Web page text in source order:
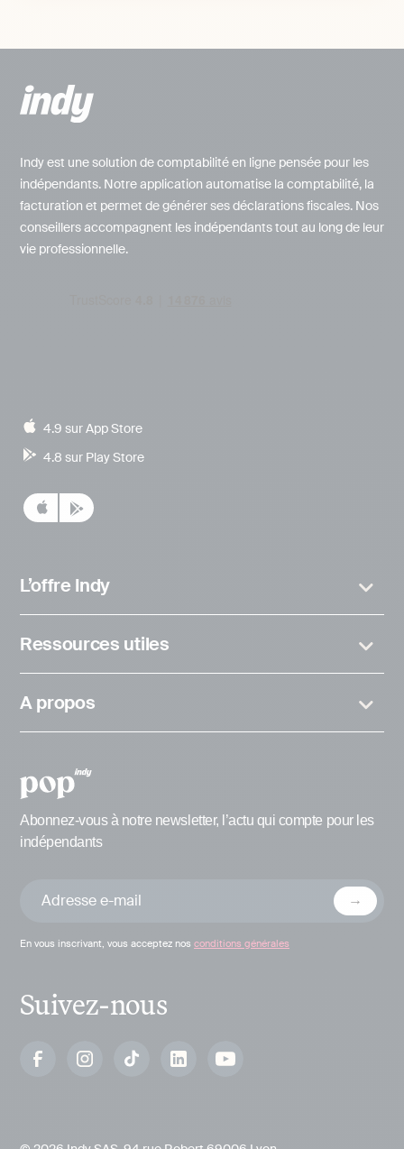
Indy est une solution de comptabilité en ligne pensée pour les
indépendants. Notre application automatise la comptabilité, la
facturation et permet de générer ses déclarations fiscales. Nos
conseillers accompagnent les indépendants tout au long de leur
vie professionnelle.
4.9 sur App Store
4.8 sur Play Store
L’offre Indy
Ressources utiles
A propos
Abonnez-vous à notre newsletter, l’actu qui compte pour les
indépendants
En vous inscrivant, vous acceptez nos conditions générales
Suivez-nous